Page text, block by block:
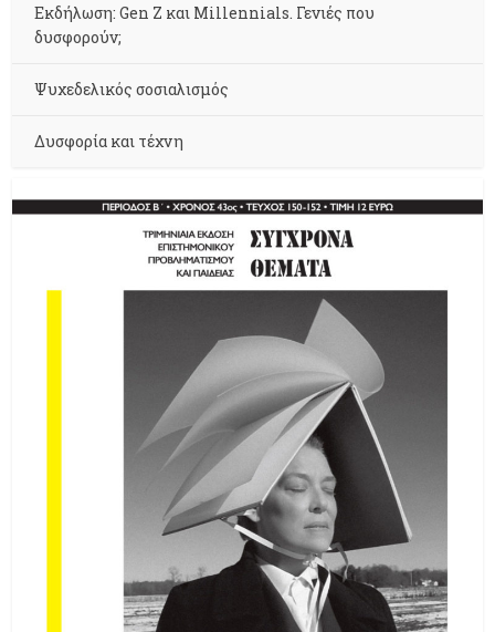
Εκδήλωση: Gen Z και Millennials. Γενιές που
δυσφορούν;
Ψυχεδελικός σοσιαλισμός
Δυσφορία και τέχνη